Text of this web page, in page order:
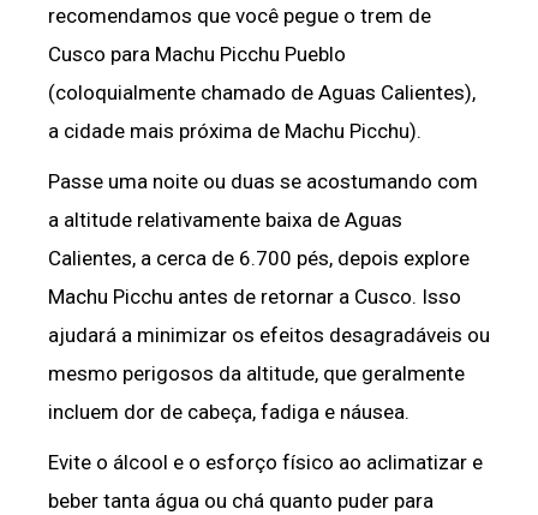
recomendamos que você pegue o trem de
Cusco para Machu Picchu Pueblo
(coloquialmente chamado de Aguas Calientes),
a cidade mais próxima de Machu Picchu).
Passe uma noite ou duas se acostumando com
a altitude relativamente baixa de Aguas
Calientes, a cerca de 6.700 pés, depois explore
Machu Picchu antes de retornar a Cusco. Isso
ajudará a minimizar os efeitos desagradáveis ​​ou
mesmo perigosos da altitude, que geralmente
incluem dor de cabeça, fadiga e náusea.
Evite o álcool e o esforço físico ao aclimatizar e
beber tanta água ou chá quanto puder para